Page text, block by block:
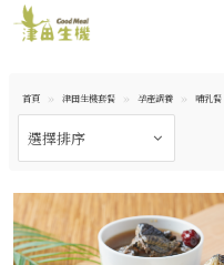
首頁 津田生機套餐 孕產調養 哺乳餐